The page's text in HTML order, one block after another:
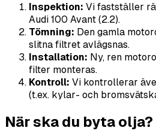
Inspektion: Vi fastställer
Audi 100 Avant (2.2).
Tömning: Den gamla
slitna filtret avlägsnas.
Installation: Ny, ren
filter monteras.
Kontroll: Vi kontrollerar
(t.ex. kylar- och
När ska du byta olja?